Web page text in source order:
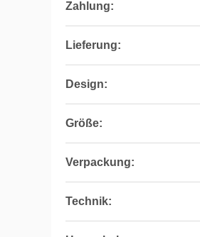
Zahlung:
Lieferung:
Design:
Größe:
Verpackung:
Technik: